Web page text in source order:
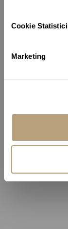
Cookie Statistici
Marketing